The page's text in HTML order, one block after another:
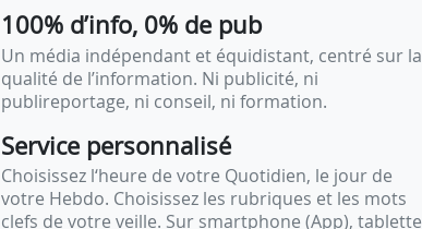
100% d’info, 0% de pub
Un média indépendant et équidistant, centré sur la
qualité de l’information. Ni publicité, ni
publireportage, ni conseil, ni formation.
Service personnalisé
Choisissez l‘heure de votre Quotidien, le jour de
votre Hebdo. Choisissez les rubriques et les mots
clefs de votre veille. Sur smartphone (App), tablette